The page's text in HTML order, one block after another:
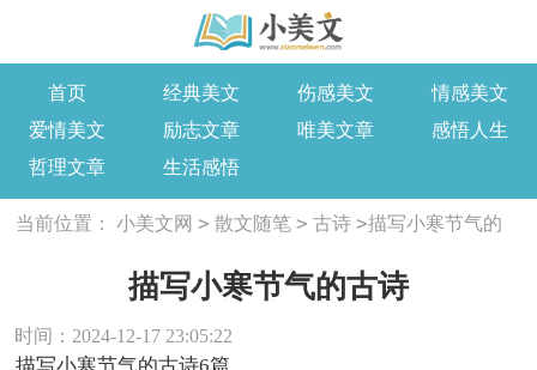
首页 经典美文 伤感美文
情感美文
爱情美文
励志文章 唯美文章
感悟人生
哲理文章
生活感悟
当前位置： 小美文网 > 散文随笔 > 古诗 >描写小寒节气的
描写小寒节气的古诗
时间：2024-12-17 23:05:22